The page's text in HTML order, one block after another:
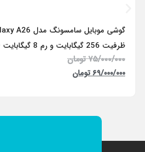
ظرفیت 256 گیگابایت و رم 8 گیگابایت – ویتنام
۷۵/۰۰۰/۰۰۰ تومان
۶۹/۰۰۰/۰۰۰ تومان